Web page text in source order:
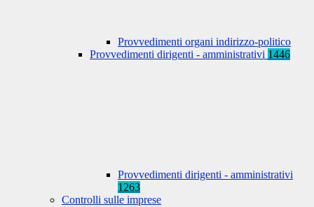
Provvedimenti organi indirizzo-politico
Provvedimenti dirigenti - amministrativi 1446
Provvedimenti dirigenti - amministrativi
1263
Controlli sulle imprese